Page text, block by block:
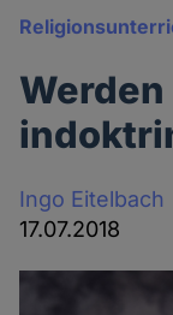
Ingo Eitelbach
17.07.2018